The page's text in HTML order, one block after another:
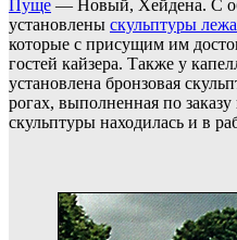
Пуще — Новый, Хейдена. С
установлены скульптуры
которые с присущим им
гостей кайзера. Также у
установлена бронзовая
рогах, выполненная по
скульптуры находилась и в